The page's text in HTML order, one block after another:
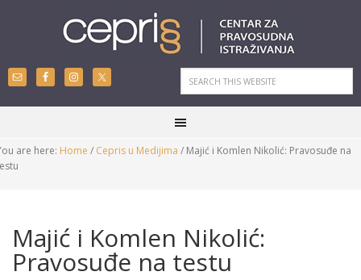
are here: Home / Cepris u Medijima / Majić i Komlen Nikolić: Pravosuđe na
Majić i Komlen Nikolić:
Pravosuđe na testu